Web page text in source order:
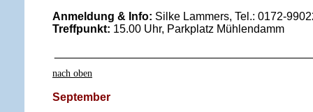
Anmeldung & Info: Silke Lammers, Tel.: 0172-
Treffpunkt: 15.00 Uhr, Parkplatz Mühlendamm
nach oben
September